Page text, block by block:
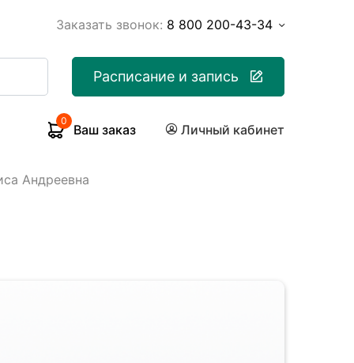
Заказать звонок: 8 800 200-43-34
Расписание и запись
0
Ваш заказ Личный кабинет
Андреевна